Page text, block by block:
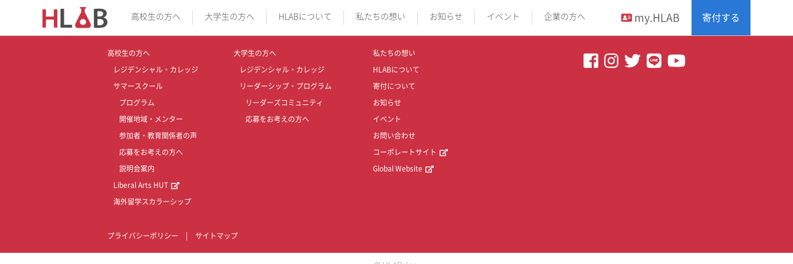
高校生の方へ 大学生の方へ HLABについて 私たちの想い お知らせ イベント 企業の方へ my.HLAB 寄付する
高校生の方へ
レジデンシャル・カレッジ
サマースクール
プログラム
開催地域・メンター
参加者・教育関係者の声
応募をお考えの方へ
説明会案内
Liberal Arts HUT
海外留学スカラーシップ
大学生の方へ
レジデンシャル・カレッジ
リーダーシップ・プログラム
リーダーズコミュニティ
応募をお考えの方へ
私たちの想い
HLABについて
寄付について
お知らせ
イベント
お問い合わせ
コーポレートサイト
Global Website
プライバシーポリシー サイトマップ